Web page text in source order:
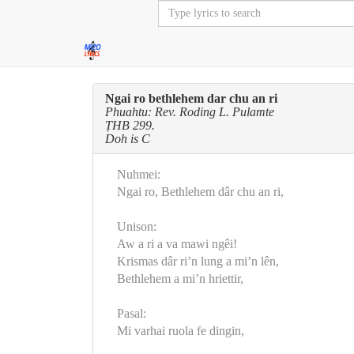
Ngai ro bethlehem dar chu an ri
Phuahtu: Rev. Roding L. Pulamte
ṬHB 299.
Doh is C
Nuhmei:
Ngai ro, Bethlehem dâr chu an ri,
Unison:
Aw a ri a va mawi ngêi!
Krismas dâr ri’n lung a mi’n lên,
Bethlehem a mi’n hriettir,
Pasal:
Mi varhai ruola fe dingin,